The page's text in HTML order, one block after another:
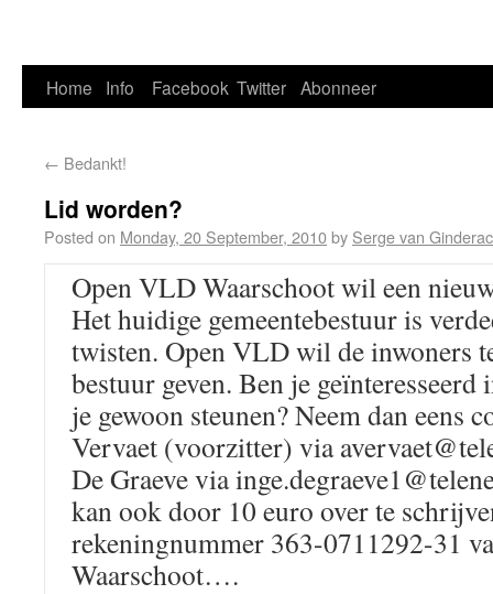
Home Info Facebook Twitter Abonneer
← Bedankt!
Lid worden?
Posted on Monday, 20 September, 2010by Serge van
Open VLD Waarschoot wil een
Het huidige gemeentebestuur is
twisten. Open VLD wil de inwoners
bestuur geven. Ben je
je gewoon steunen? Neem dan eens
Vervaet (voorzitter) via
De Graeve via
kan ook door 10 euro over te
rekeningnummer 363-0711292-31
Waarschoot….